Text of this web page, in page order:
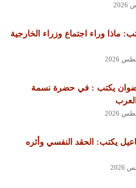
ماذا وراء اجتماع وزراء الخارجية
يكتب : في حضرة نسمة
يكتب: الحقد النفسي وأثره